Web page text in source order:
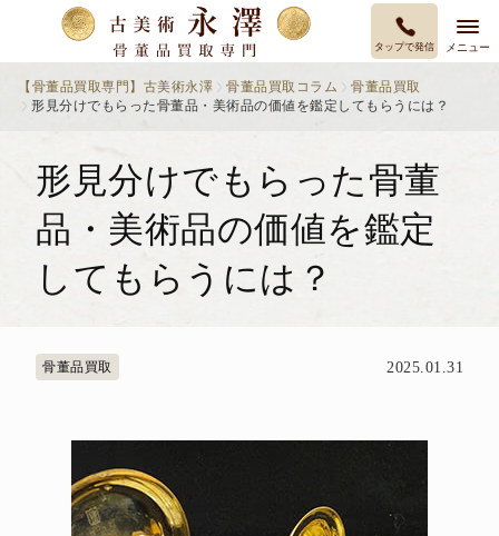
タップで発信 メニュー
【骨董品買取専門】古美術永澤 骨董品買取コラム
骨董品買取
形見分けでもらった骨董品・美術品の価値を鑑定してもらうには？
形見分けでもらった骨董
品・美術品の価値を鑑定
してもらうには？
骨董品買取 2025.01.31